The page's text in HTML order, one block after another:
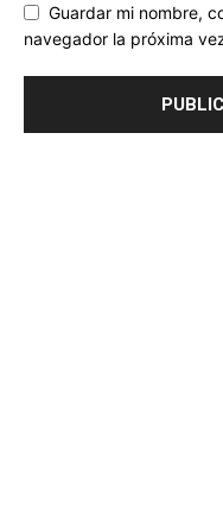
Guardar mi nombre,
navegador la próxima